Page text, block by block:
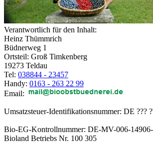
Verantwortlich für den Inhalt:
Heinz Thümmrich
Büdnerweg 1
Ortsteil: Groß Timkenberg
19273 Teldau
Tel: 038844 - 23457
Handy: 0163 - 263 22 99
Email:
Umsatzsteuer-Identifikationsnummer: DE ???
Bio-EG-Kontrollnummer: DE-MV-006-
Bioland Betriebs Nr. 100 305